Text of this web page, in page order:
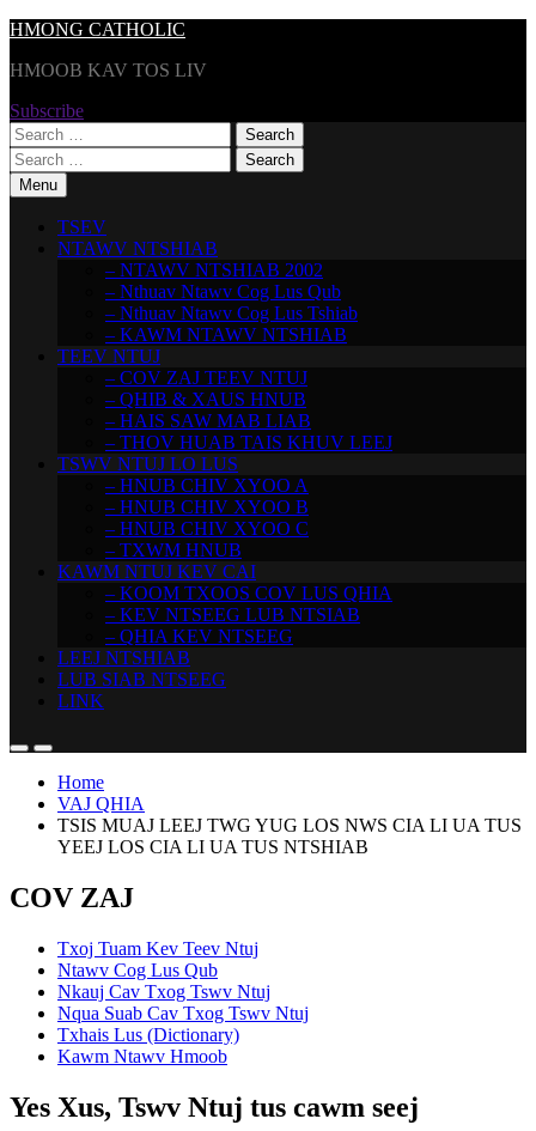
Skip
content
HMONG CATHOLIC
HMOOB KAV TOS LIV
Subscribe
Search
for:
Search
for:Menu
TSEV
NTAWV NTSHIAB
– NTAWV NTSHIAB 2002
– Nthuav Ntawv Cog Lus Qub
– Nthuav Ntawv Cog Lus Tshiab
– KAWM NTAWV NTSHIAB
TEEV NTUJ
– COV ZAJ TEEV NTUJ
– QHIB & XAUS HNUB
– HAIS SAW MAB LIAB
– THOV HUAB TAIS KHUV LEEJ
TSWV NTUJ LO LUS
– HNUB CHIV XYOO A
– HNUB CHIV XYOO B
– HNUB CHIV XYOO C
– TXWM HNUB
KAWM NTUJ KEV CAI
– KOOM TXOOS COV LUS QHIA
– KEV NTSEEG LUB NTSIAB
– QHIA KEV NTSEEG
LEEJ NTSHIAB
LUB SIAB NTSEEG
LINK
Home
VAJ QHIA
TSIS MUAJ LEEJ TWG YUG LOS NWS CIA LI UA TUS
YEEJ LOS CIA LI UA TUS NTSHIAB
COV ZAJ
Txoj Tuam Kev Teev Ntuj
Ntawv Cog Lus Qub
Nkauj Cav Txog Tswv Ntuj
Nqua Suab Cav Txog Tswv Ntuj
Txhais Lus (Dictionary)
Kawm Ntawv Hmoob
Yes Xus, Tswv Ntuj tus cawm seej